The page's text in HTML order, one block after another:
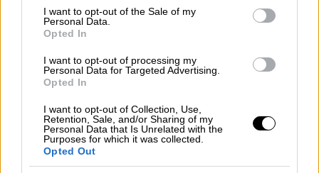
consent section.
I want to opt-out of the Sale of my
Personal Data.
Opted In
I want to opt-out of processing my
Personal Data for Targeted Advertising.
Opted In
I want to opt-out of Collection, Use,
Retention, Sale, and/or Sharing of my
Personal Data that Is Unrelated with the
Purposes for which it was collected.
Opted Out
Travel 12.11.2023 07:30
Νεμέα, η γη του Αγιωργίτικου -
Εξόρμηση στο μεγαλύτερο αμπελώνα
της Ελλάδας